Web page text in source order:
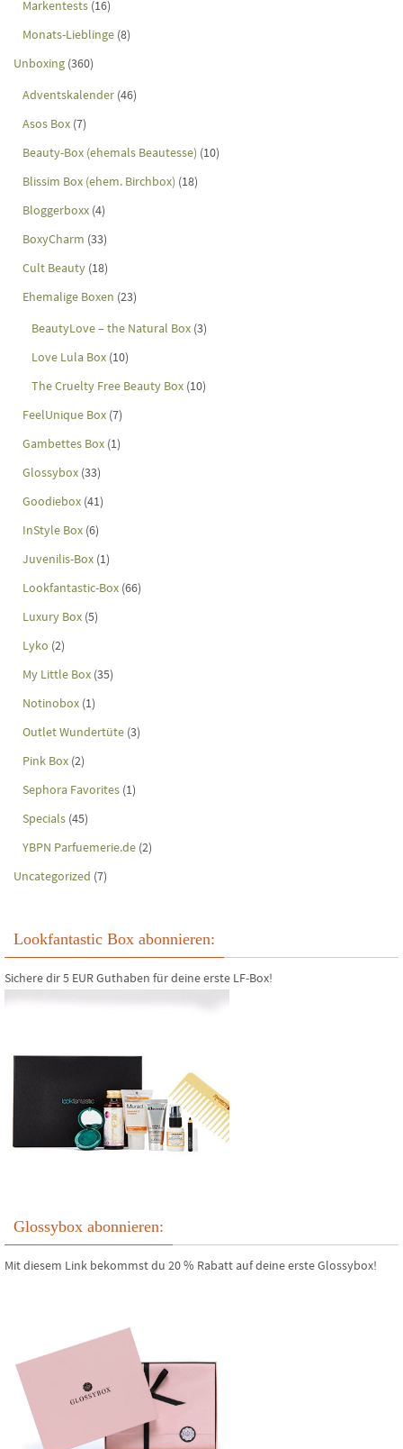
Markentests (16)
Monats-Lieblinge (8)
Unboxing (360)
Adventskalender (46)
Asos Box (7)
Beauty-Box (ehemals Beautesse) (10)
Blissim Box (ehem. Birchbox) (18)
Bloggerboxx (4)
BoxyCharm (33)
Cult Beauty (18)
Ehemalige Boxen (23)
BeautyLove – the Natural Box (3)
Love Lula Box (10)
The Cruelty Free Beauty Box (10)
FeelUnique Box (7)
Gambettes Box (1)
Glossybox (33)
Goodiebox (41)
InStyle Box (6)
Juvenilis-Box (1)
Lookfantastic-Box (66)
Luxury Box (5)
Lyko (2)
My Little Box (35)
Notinobox (1)
Outlet Wundertüte (3)
Pink Box (2)
Sephora Favorites (1)
Specials (45)
YBPN Parfuemerie.de (2)
Uncategorized (7)
Lookfantastic Box abonnieren:
Sichere dir 5 EUR Guthaben für deine erste LF-Box!
Glossybox abonnieren:
Mit diesem Link bekommst du 20 % Rabatt auf deine erste Glossybox!